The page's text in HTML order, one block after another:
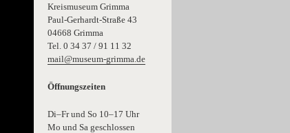
Kreismuseum Grimma
Paul-Gerhardt-Straße 43
04668 Grimma
Tel. 0 34 37 / 91 11 32
mail@museum-grimma.de
Öffnungszeiten
Di–Fr und So 10–17 Uhr
Mo und Sa geschlossen